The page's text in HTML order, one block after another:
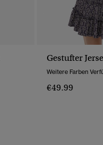
Gestufter
Weitere Farben
€49.99